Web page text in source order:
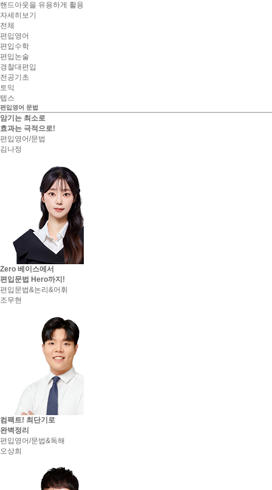
덕성여자대학교 최종합격 신*진
동국대학교 최종합격 박*연
단국대학교 최종합격 조*은
국민대학교 최종합격 문*균
동국대학교 최종합격 김*국
단국대학교 최종합격 최*희
명지대학교 최종합격 김*훈
숭실대학교 최종합격 이*찬
동국대학교 최종합격 이*찬
명지대학교 최종합격 최*희
국민대학교 최종합격 윤*원
단국대학교 최종합격 김*솔
동국대학교 최종합격 강*형
명지대학교 최종합격 김*국
명지대학교 최종합격 김*환
동국대학교 최종합격 김*준
동덕여자대학교 최종합격 최*진
명지대학교 최종합격 조*영
단국대학교 최종합격 정*훈
동국대학교 최종합격 윤*홍
단국대학교 최종합격 김*진
동국대학교 최종합격 이*석
국민대학교 최종합격 김*비
국민대학교 최종합격 지*훈
세종대학교 최종합격 두*우
아주대학교 최종합격 이*준
세종대학교 최종합격 유*훈
아주대학교 최종합격 김*수
세종대학교 최종합격 유*환
아주대학교 최종합격 정*준
세종대학교 최종합격 김*환
세종대학교 최종합격 정*현
세종대학교 최종합격 김*국
세종대학교 최종합격 김*솔
연세대학교 최종합격 김*진
경희대학교 최종합격 이*렬
이화여자대학교 최종합격 강*민
경희대학교 최종합격 김*영
건국대학교 최종합격 이*준
한양대학교 최종합격 김*현
서강대학교 최종합격 황*수
성균관대학교 최종합격 정*림
핸드아웃을 유용하게 활용
독학으로 편입수학 공부하기 정말 좋은 강의인 것 같아요!
S,V,O,OC , 품사 등을 모르는상태라면
복소함수론 강의로 공업수학 완성
공식대로 하니까 잘 풀립니다.
적절하게 강의하시는거 같아요
논술 시험 전 들어야 댐
이건 필요할 때 더 많이 볼게요!
어렵지만 열심히 공부할게요~
정말 이해가 잘 되었어요 감사합니다.
이거 듣고 독해지문 읽을때 좀더 넓게 독해되는거같네요
자세히보기
전체
편입영어
편입수학
편입논술
경찰대편입
전공기초
토익
텝스
편입영어 문법
암기는 최소로
효과는 극적으로!
편입영어/문법
김나정
Zero 베이스에서
편입문법 Hero까지!
편입문법&논리&어휘
조무현
컴팩트! 최단기로
완벽정리
편입영어/문법&독해
오상희